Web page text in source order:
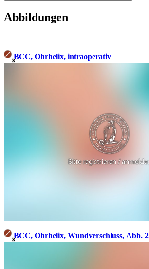
Abbildungen
3BCC, Ohrhelix, intraoperativ
3BCC, Ohrhelix, Wundverschluss, Abb. 2